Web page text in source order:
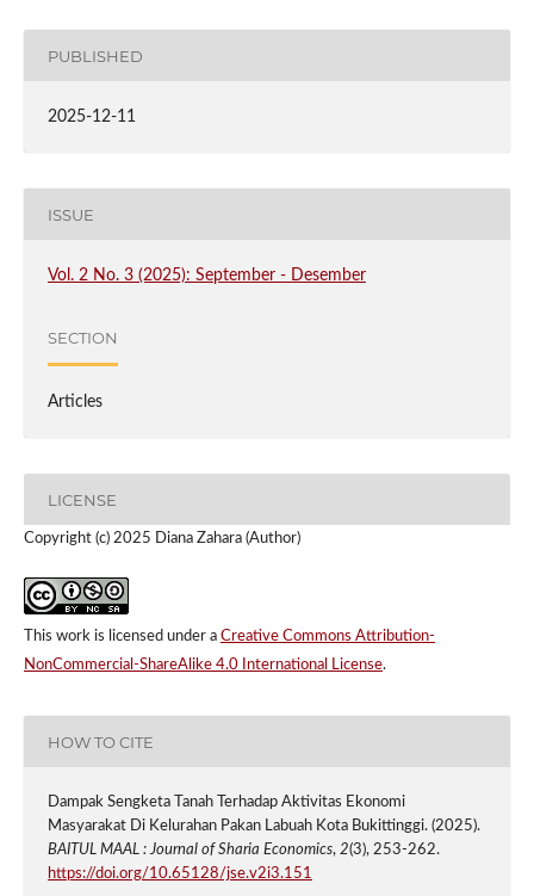
PUBLISHED
2025-12-11
ISSUE
Vol. 2 No. 3 (2025): September - Desember
SECTION
Articles
LICENSE
Copyright (c) 2025 Diana Zahara (Author)
This work is licensed under a Creative Commons Attribution-
NonCommercial-ShareAlike 4.0 International License.
HOW TO CITE
Dampak Sengketa Tanah Terhadap Aktivitas Ekonomi
Masyarakat Di Kelurahan Pakan Labuah Kota Bukittinggi. (2025).
BAITUL MAAL : Journal of Sharia Economics, 2(3), 253-262.
https://doi.org/10.65128/jse.v2i3.151